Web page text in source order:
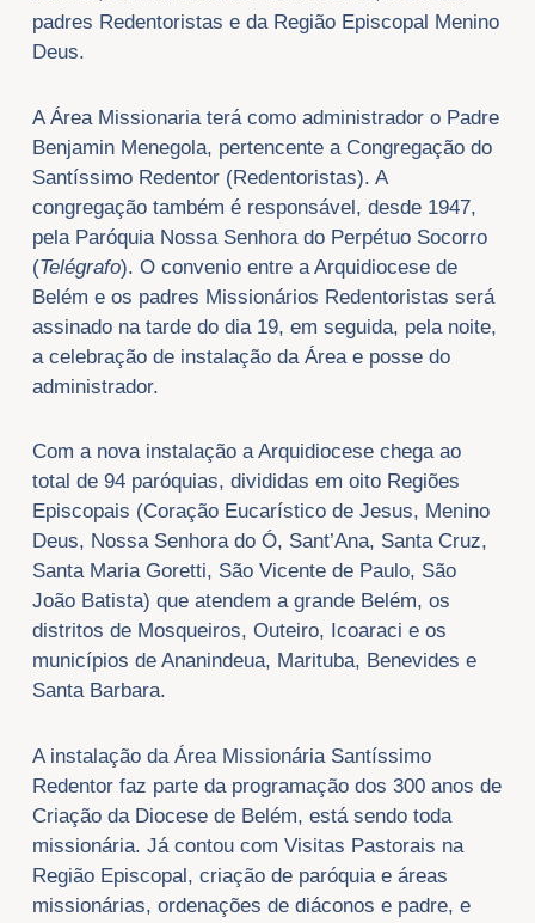
padres Redentoristas e da Região Episcopal Menino
Deus.
A Área Missionaria terá como administrador o Padre
Benjamin Menegola, pertencente a Congregação do
Santíssimo Redentor (Redentoristas). A
congregação também é responsável, desde 1947,
pela Paróquia Nossa Senhora do Perpétuo Socorro
(Telégrafo). O convenio entre a Arquidiocese de
Belém e os padres Missionários Redentoristas será
assinado na tarde do dia 19, em seguida, pela noite,
a celebração de instalação da Área e posse do
administrador.
Com a nova instalação a Arquidiocese chega ao
total de 94 paróquias, divididas em oito Regiões
Episcopais (Coração Eucarístico de Jesus, Menino
Deus, Nossa Senhora do Ó, Sant’Ana, Santa Cruz,
Santa Maria Goretti, São Vicente de Paulo, São
João Batista) que atendem a grande Belém, os
distritos de Mosqueiros, Outeiro, Icoaraci e os
municípios de Ananindeua, Marituba, Benevides e
Santa Barbara.
A instalação da Área Missionária Santíssimo
Redentor faz parte da programação dos 300 anos de
Criação da Diocese de Belém, está sendo toda
missionária. Já contou com Visitas Pastorais na
Região Episcopal, criação de paróquia e áreas
missionárias, ordenações de diáconos e padre, e